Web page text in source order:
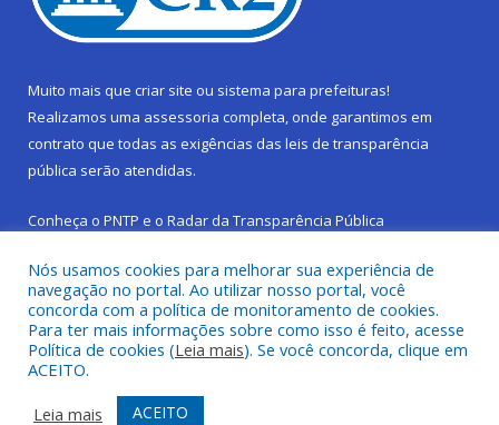
Muito mais que criar site ou sistema para prefeituras!
Realizamos uma assessoria completa, onde garantimos em
contrato que todas as exigências das leis de transparência
pública serão atendidas.
Conheça o PNTP e o Radar da Transparência Pública
Todos os direitos reservados a Prefeitura Municipal de São
Sebastião da Boa Vista.
Frequência Online
Mapa do Site
Nós usamos cookies para melhorar sua experiência de
navegação no portal. Ao utilizar nosso portal, você
concorda com a política de monitoramento de cookies.
Para ter mais informações sobre como isso é feito, acesse
Política de cookies (Leia mais). Se você concorda, clique em
ACEITO.
Leia mais
ACEITO